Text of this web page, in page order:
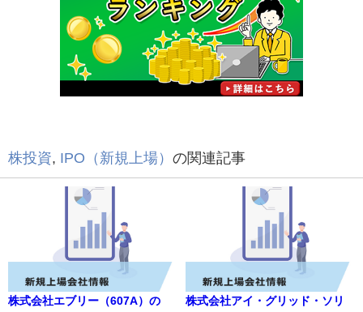
株投資, IPO（新規上場） の関連記事
株式会社エブリー（607A）の
株式会社アイ・グリッド・ソリ